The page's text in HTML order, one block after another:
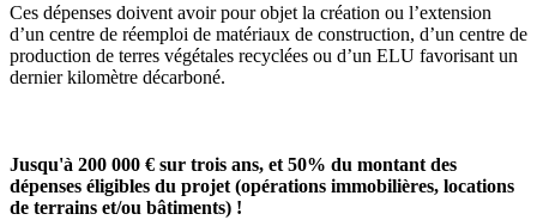
Ces dépenses doivent avoir pour objet la création ou l’extension
d’un centre de réemploi de matériaux de construction, d’un centre de
production de terres végétales recyclées ou d’un ELU favorisant un
dernier kilomètre décarboné.
Jusqu'à 200 000 € sur trois ans, et 50% du montant des
dépenses éligibles du projet (opérations immobilières, locations
de terrains et/ou bâtiments) !